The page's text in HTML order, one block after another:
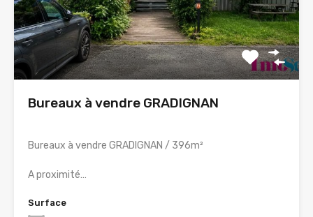
Bureaux à vendre GRADIGNAN
Bureaux à vendre GRADIGNAN / 396m²
A proximité…
Surface